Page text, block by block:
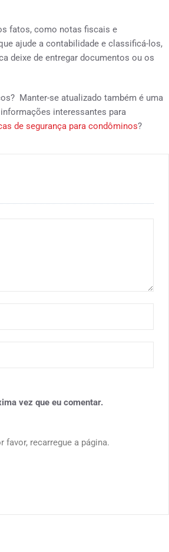
fatos, como notas fiscais e
ajude a contabilidade e classificá-los,
deixe de entregar documentos ou os
Manter-se atualizado também é uma
interessantes para
de segurança para condôminos?
vez que eu comentar.
favor, recarregue a página.